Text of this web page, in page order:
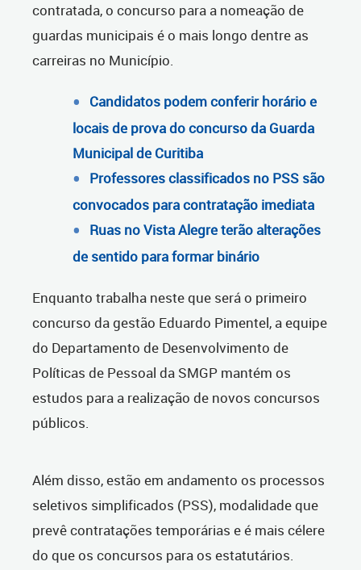
contratada, o concurso para a nomeação de
guardas municipais é o mais longo dentre as
carreiras no Município.
Candidatos podem conferir horário e
locais de prova do concurso da Guarda
Municipal de Curitiba
Professores classificados no PSS são
convocados para contratação imediata
Ruas no Vista Alegre terão alterações
de sentido para formar binário
Enquanto trabalha neste que será o primeiro
concurso da gestão Eduardo Pimentel, a equipe
do Departamento de Desenvolvimento de
Políticas de Pessoal da SMGP mantém os
estudos para a realização de novos concursos
públicos.
Além disso, estão em andamento os processos
seletivos simplificados (PSS), modalidade que
prevê contratações temporárias e é mais célere
do que os concursos para os estatutários.